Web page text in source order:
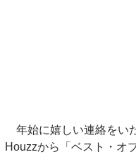
年始に嬉しい連絡をい
Houzzから「ベスト・オ